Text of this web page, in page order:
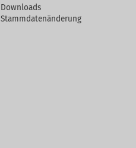
Downloads
Stammdatenänderung